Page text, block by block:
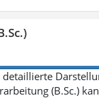
(B.Sc.)